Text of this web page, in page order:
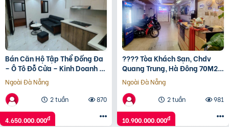
Bán Căn Hộ Tập Thể Đống Đa
– Ô Tô Đỗ Cửa – Kinh Doanh –
Full Nội Thất – 0358114768
Ngoài Đà Nẵng
2 tuần
870
4.650.000.000đ
???? Tòa Khách Sạn, Chdv
Quang Trung, Hà Đông 70M2
9T Mt 5M, 18 Phòng, Chỉ 10.9
Tỷ????
Ngoài Đà Nẵng
2 tuần
981
10.900.000.000đ